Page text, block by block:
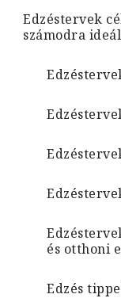
Edzéstervek
számodra
és otthoni
Edzés